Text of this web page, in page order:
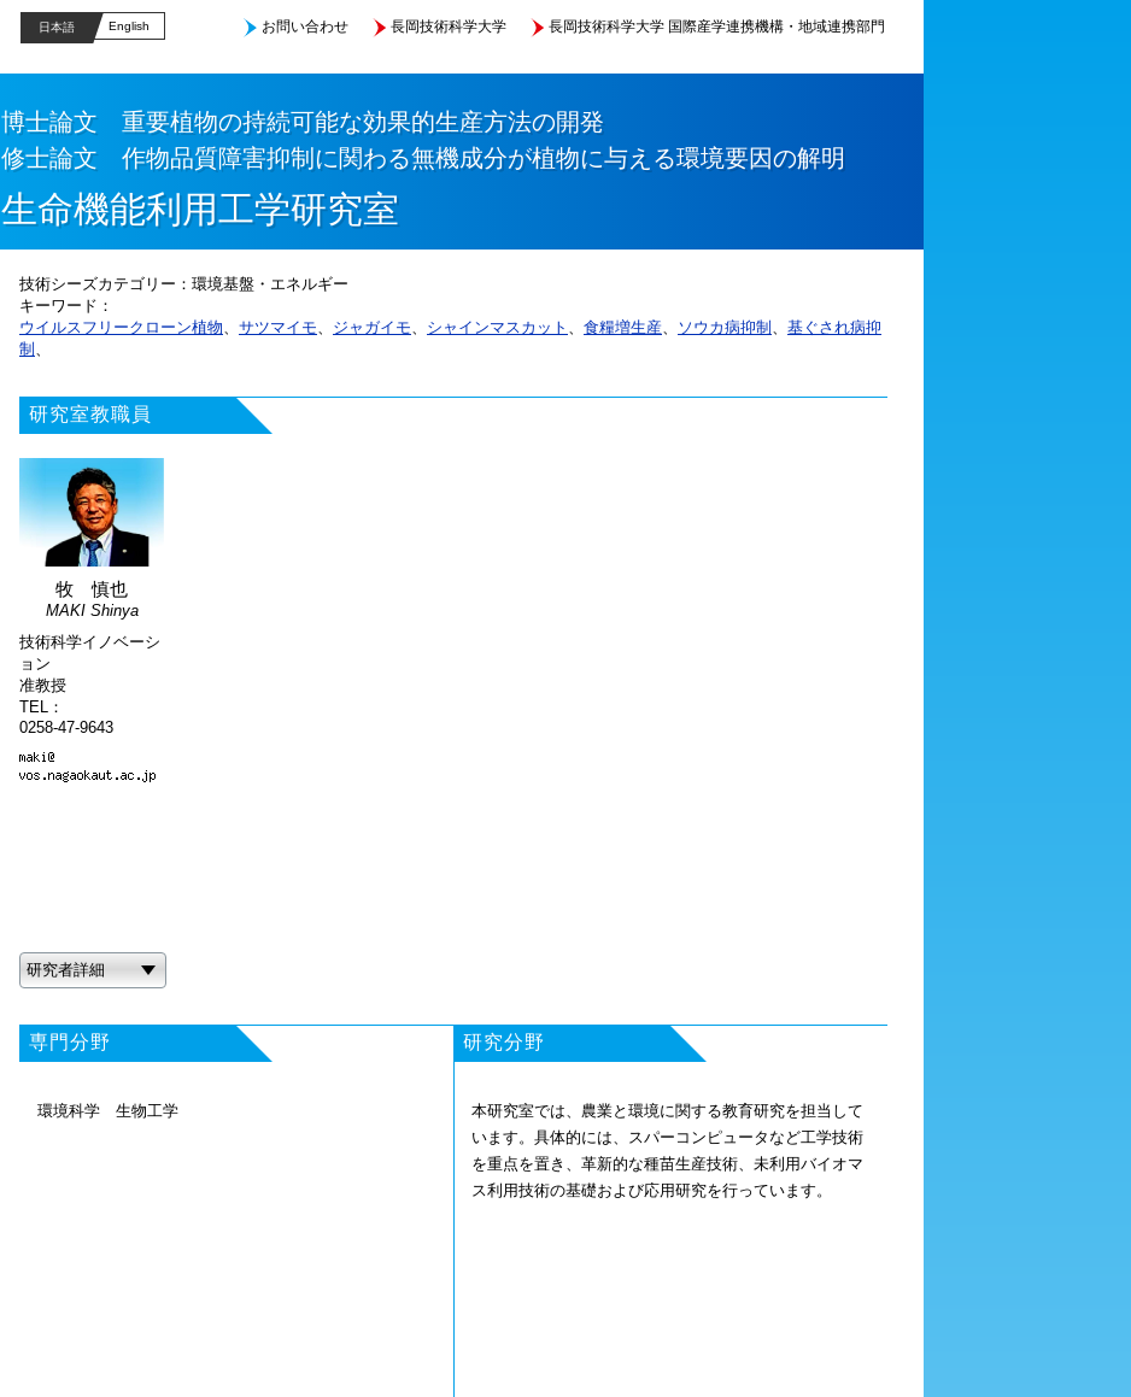
日本語 English お問い合わせ 長岡技術科学大学 長岡技術科学大学 国際産学連携機構・地域連携部門
博士論文 重要植物の持続可能な効果的生産方法の開発
修士論文 作物品質障害抑制に関わる無機成分が植物に与える環境要因の解明
生命機能利用工学研究室
技術シーズカテゴリー
環境基盤・エネルギー
キーワード
ウイルスフリークローン植物、 サツマイモ、 ジャガイモ、 シャインマスカット 、 食糧増生産、 ソウカ病抑制 、 基ぐされ病抑
制 、
研究室教職員
牧 慎也
MAKI Shinya
技術科学イノベーシ
ョン
准教授
TEL：
0258-47-9643
研究者詳細
専門分野
環境科学 生物工学
研究分野
本研究室では、農業と環境に関する教育研究を担当して
います。具体的には、スパーコンピュータなど工学技術
を重点を置き、革新的な種苗生産技術、未利用バイオマ
ス利用技術の基礎および応用研究を行っています。